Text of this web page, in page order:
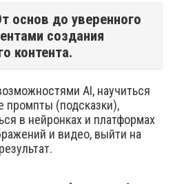
основ до уверенного
создания
контента.
AI, научиться
промпты (подсказки),
в нейронках и платформах
и видео, выйти на